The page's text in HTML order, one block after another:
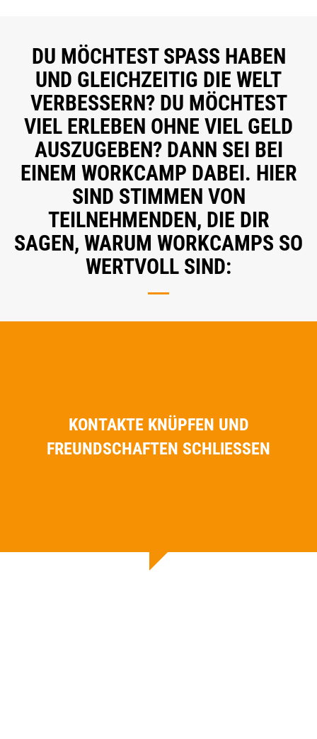
DU MÖCHTEST SPASS HABEN
UND GLEICHZEITIG DIE WELT
VERBESSERN? DU MÖCHTEST
VIEL ERLEBEN OHNE VIEL GELD
AUSZUGEBEN? DANN SEI BEI
EINEM WORKCAMP DABEI. HIER
SIND STIMMEN VON
TEILNEHMENDEN, DIE DIR
SAGEN, WARUM WORKCAMPS SO
WERTVOLL SIND:
KONTAKTE KNÜPFEN UND
FREUNDSCHAFTEN SCHLIESSEN